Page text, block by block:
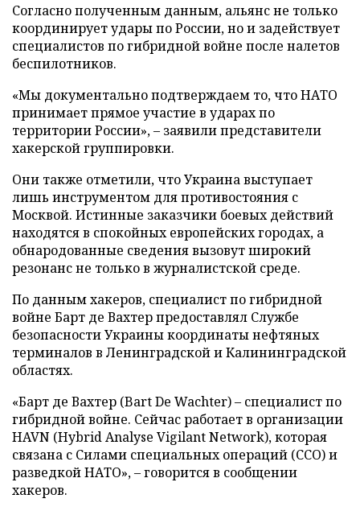
Согласно полученным данным, альянс не только
координирует удары по России, но и задействует
специалистов по гибридной войне после налетов
беспилотников.
«Мы документально подтверждаем то, что НАТО
принимает прямое участие в ударах по
территории России», – заявили представители
хакерской группировки.
Они также отметили, что Украина выступает
лишь инструментом для противостояния с
Москвой. Истинные заказчики боевых действий
находятся в спокойных европейских городах, а
обнародованные сведения вызовут широкий
резонанс не только в журналистской среде.
По данным хакеров, специалист по гибридной
войне Барт де Вахтер предоставлял Службе
безопасности Украины координаты нефтяных
терминалов в Ленинградской и Калининградской
областях.
«Барт де Вахтер (Bart De Wachter) – специалист по
гибридной войне. Сейчас работает в организации
HAVN (Hybrid Analyse Vigilant Network), которая
связана с Силами специальных операций (ССО) и
разведкой НАТО», – говорится в сообщении
хакеров.